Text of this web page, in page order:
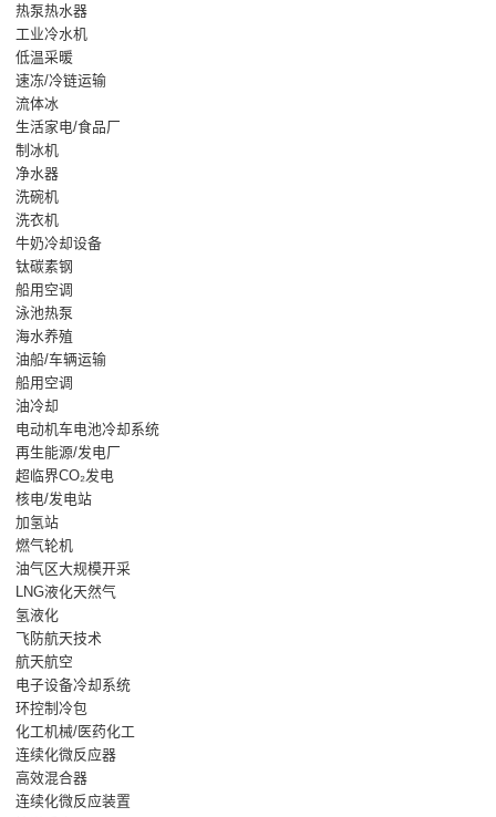
热泵热水器
工业冷水机
低温采暖
速冻/冷链运输
流体冰
生活家电/食品厂
制冰机
净水器
洗碗机
洗衣机
牛奶冷却设备
钛碳素钢
船用空调
泳池热泵
海水养殖
油船/车辆运输
船用空调
油冷却
电动机车电池冷却系统
再生能源/发电厂
超临界CO₂发电
核电/发电站
加氢站
燃气轮机
油气区大规模开采
LNG液化天然气
氢液化
飞防航天技术
航天航空
电子设备冷却系统
环控制冷包
化工机械/医药化工
连续化微反应器
高效混合器
连续化微反应装置